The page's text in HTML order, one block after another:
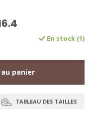
En stock (1)
panier
TABLEAU DES TAILLES